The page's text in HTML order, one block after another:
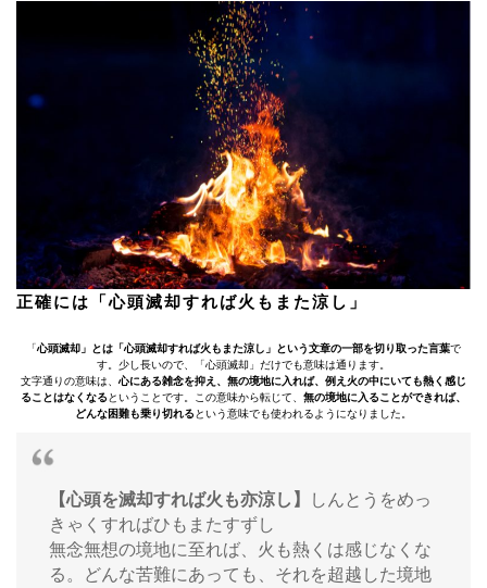
正確には「心頭滅却すれば火もまた涼し」
「心頭滅却」とは「心頭滅却すれば火もまた涼し」という文章の一部を切り取った言葉で
す。少し長いので、「心頭滅却」だけでも意味は通ります。
文字通りの意味は、 心にある雑念を抑え、無の境地に入れば、例え火の中にいても熱く感じ
ることはなくなる ということです。この意味から転じて、 無の境地に入ることができれば、
どんな困難も乗り切れる という意味でも使われるようになりました。
【心頭を滅却すれば火も亦涼し】
しんとうをめっ
きゃくすればひもまたすずし
無念無想の境地に至れば、火も熱くは感じなくな
る。どんな苦難にあっても、それを超越した境地